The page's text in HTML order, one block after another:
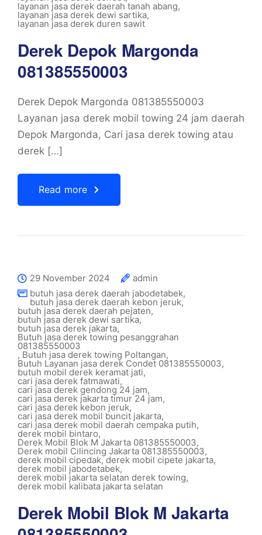
layanan jasa derek daerah tanah abang,
layanan jasa derek dewi sartika,
layanan jasa derek duren sawit
Derek Depok Margonda
081385550003
Derek Depok Margonda 081385550003
Layanan jasa derek mobil towing 24 jam daerah
Depok Margonda, Cari jasa derek towing atau
derek […]
Read more
29 November 2024
admin
butuh jasa derek daerah jabodetabek,
butuh jasa derek daerah kebon jeruk,
butuh jasa derek daerah pejaten,
butuh jasa derek dewi sartika,
butuh jasa derek jakarta,
Butuh jasa derek towing pesanggrahan
081385550003
, Butuh jasa derek towing Poltangan,
Butuh Layanan jasa derek Condet 081385550003,
butuh mobil derek keramat jati,
cari jasa derek fatmawati,
cari jasa derek gendong 24 jam,
cari jasa derek jakarta timur 24 jam,
cari jasa derek kebon jeruk,
cari jasa derek mobil buncit jakarta,
cari jasa derek mobil daerah cempaka putih,
derek mobil bintaro,
Derek Mobil Blok M Jakarta 081385550003,
Derek mobil Cilincing Jakarta 081385550003,
derek mobil cipedak,derek mobil cipete jakarta,
derek mobil jabodetabek,
derek mobil jakarta selatan derek towing,
derek mobil kalibata jakarta selatan
Derek Mobil Blok M Jakarta